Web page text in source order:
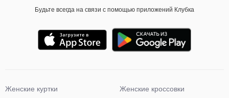
Будьте всегда на связи с помощью приложений Клубка
Женские куртки
Женские кроссовки